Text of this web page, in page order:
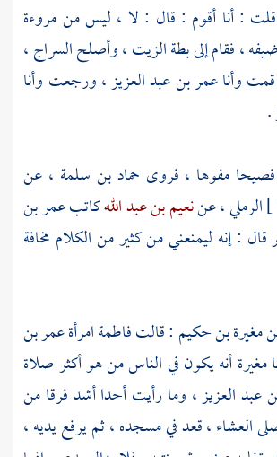
: أنا أقوم : قال : لا ، ليس من مروءة
، فقام إلى بطة الزيت ، وأصلح السراج ،
وأناعمر بن عبد العزيز، ورجعت وأنا
.
مفوها ، فروى حماد بن سلمة ، عن
الرملي، عننعيم بن عبد اللهكاتبعمر بن
قال : إنه ليمنعني من كثير من الكلام مخافة
مغيرة بن حكيم : قالتفاطمة امرأة عمر بن
مغيرةأنه يكون في الناس من هو أكثر صلاة
عبد العزيز، وما رأيت أحدا أشد فرقا من
العشاء ، قعد في مسجده ، ثم يرفع يديه ،